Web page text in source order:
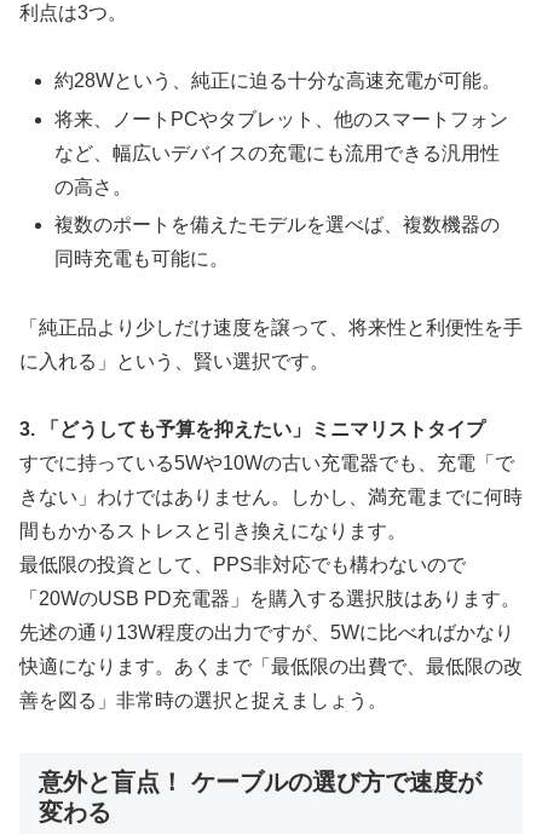
利点は3つ。
約28Wという、純正に迫る十分な高速充電が可能。
将来、ノートPCやタブレット、他のスマートフォン
など、幅広いデバイスの充電にも流用できる汎用性
の高さ。
複数のポートを備えたモデルを選べば、複数機器の
同時充電も可能に。
「純正品より少しだけ速度を譲って、将来性と利便性を手
に入れる」という、賢い選択です。
3. 「どうしても予算を抑えたい」ミニマリストタイプ
すでに持っている5Wや10Wの古い充電器でも、充電「で
きない」わけではありません。しかし、満充電までに何時
間もかかるストレスと引き換えになります。
最低限の投資として、PPS非対応でも構わないので
「20WのUSB PD充電器」を購入する選択肢はあります。
先述の通り13W程度の出力ですが、5Wに比べればかなり
快適になります。あくまで「最低限の出費で、最低限の改
善を図る」非常時の選択と捉えましょう。
意外と盲点！ ケーブルの選び方で速度が
変わる